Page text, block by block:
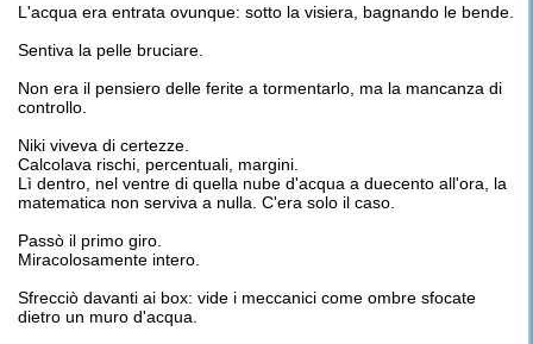
L'acqua era entrata ovunque: sotto la visiera, bagnando le bende.
Sentiva la pelle bruciare.
Non era il pensiero delle ferite a tormentarlo, ma la mancanza di
controllo.
Niki viveva di certezze.
Calcolava rischi, percentuali, margini.
Lì dentro, nel ventre di quella nube d'acqua a duecento all'ora, la
matematica non serviva a nulla. C'era solo il caso.
Passò il primo giro.
Miracolosamente intero.
Sfrecciò davanti ai box: vide i meccanici come ombre sfocate
dietro un muro d'acqua.